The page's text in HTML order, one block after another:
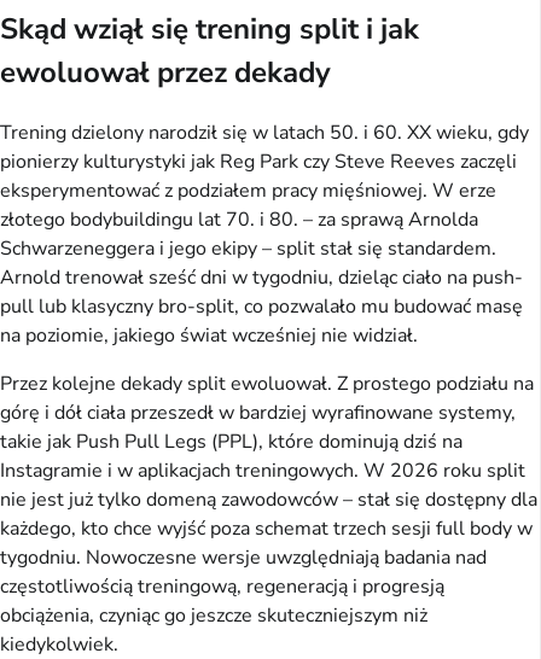
Skąd wziął się trening split i jak
ewoluował przez dekady
Trening dzielony narodził się w latach 50. i 60. XX wieku, gdy
pionierzy kulturystyki jak Reg Park czy Steve Reeves zaczęli
eksperymentować z podziałem pracy mięśniowej. W erze
złotego bodybuildingu lat 70. i 80. – za sprawą Arnolda
Schwarzeneggera i jego ekipy – split stał się standardem.
Arnold trenował sześć dni w tygodniu, dzieląc ciało na push-
pull lub klasyczny bro-split, co pozwalało mu budować masę
na poziomie, jakiego świat wcześniej nie widział.
Przez kolejne dekady split ewoluował. Z prostego podziału na
górę i dół ciała przeszedł w bardziej wyrafinowane systemy,
takie jak Push Pull Legs (PPL), które dominują dziś na
Instagramie i w aplikacjach treningowych. W 2026 roku split
nie jest już tylko domeną zawodowców – stał się dostępny dla
każdego, kto chce wyjść poza schemat trzech sesji full body w
tygodniu. Nowoczesne wersje uwzględniają badania nad
częstotliwością treningową, regeneracją i progresją
obciążenia, czyniąc go jeszcze skuteczniejszym niż
kiedykolwiek.